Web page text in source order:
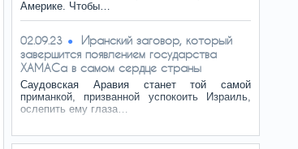
Америке. Чтобы…
02.09.23
Иранский заговор, который
завершится появлением государства
ХАМАСа в самом сердце страны
Саудовская Аравия станет той самой
приманкой, призванной успокоить Израиль,
ослепить ему глаза…